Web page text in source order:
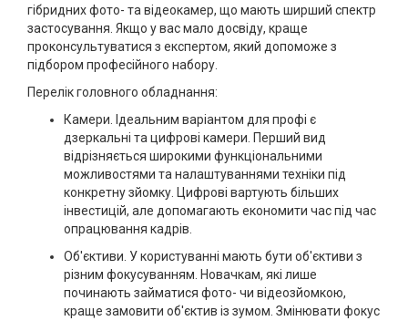
гібридних фото- та відеокамер, що мають ширший спектр
застосування. Якщо у вас мало досвіду, краще
проконсультуватися з експертом, який допоможе з
підбором професійного набору.
Перелік головного обладнання:
Камери. Ідеальним варіантом для профі є
дзеркальні та цифрові камери. Перший вид
відрізняється широкими функціональними
можливостями та налаштуваннями техніки під
конкретну зйомку. Цифрові вартують більших
інвестицій, але допомагають економити час під час
опрацювання кадрів.
Об'єктиви. У користуванні мають бути об'єктиви з
різним фокусуванням. Новачкам, які лише
починають займатися фото- чи відеозйомкою,
краще замовити об'єктив із зумом. Змінювати фокус